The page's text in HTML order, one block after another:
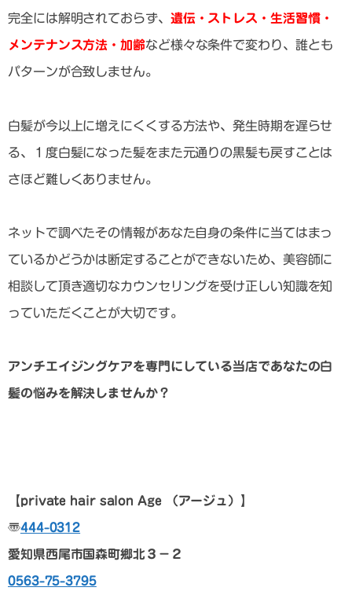
完全には解明されておらず、 遺伝・ストレス・生活習慣・
メンテナンス方法・加齢など様々な条件で変わり、誰とも
パターンが合致しません。
白髪が今以上に増えにくくする方法や、発生時期を遅らせ
る、１度白髪になった髪をまた元通りの黒髪も戻すことは
さほど難しくありません。
ネットで調べたその情報があなた自身の条件に当てはまっ
ているかどうかは断定することができないため、美容師に
相談して頂き適切なカウンセリングを受け正しい知識を知
っていただくことが大切です。
アンチエイジングケアを専門にしている当店であなたの白
髪の悩みを解決しませんか？
【private hair salon Age （アージュ） 】
〠444-0312
愛知県西尾市国森町郷北３－２
0563-75-3795